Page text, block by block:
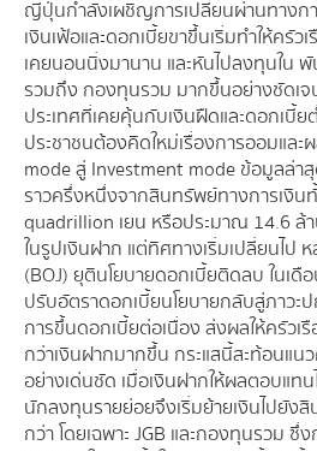
ญี่ปุ่นกำลังเผชิญการเปลี่ยนผ่านทางก
เงินเฟ้อและดอกเบี้ยขาขึ้นเริ่มทำให้ครั
เคยนอนนิ่งมานาน และหันไปลงทุนใน
รวมถึง กองทุนรวม มากขึ้นอย่างชัด
ประเทศที่เคยคุ้นกับเงินฝืดและดอกเบี้
ประชาชนต้องคิดใหม่เรื่องการออมแล
mode สู่ Investment mode ข้อมูลล่า
ราวครึ่งหนึ่งจากสินทรัพย์ทางการเงิ
quadrillion เยน หรือประมาณ 14.6 ล้
ในรูปเงินฝาก แต่ทิศทางเริ่มเปลี่ยนไป
(BOJ) ยุตินโยบายดอกเบี้ยติดลบ ในเ
ปรับอัตราดอกเบี้ยนโยบายกลับสู่ภาวะ
การขึ้นดอกเบี้ยต่อเนื่อง ส่งผลให้ครัว
กว่าเงินฝากมากขึ้น กระแสนี้สะท้อนแน
อย่างเด่นชัด เมื่อเงินฝากให้ผลตอบแท
นักลงทุนรายย่อยจึงเริ่มย้ายเงินไปยั
กว่า โดยเฉพาะ JGB และกองทุนรวม ซึ่